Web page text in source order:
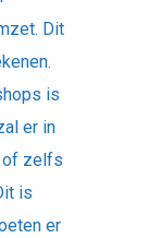
Dit
is
er in
of zelfs
is
er